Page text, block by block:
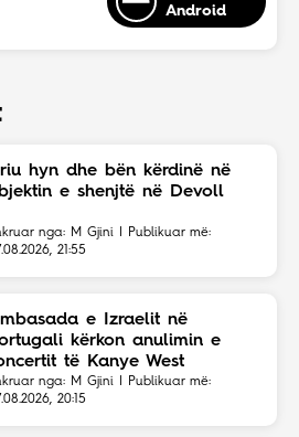
Android
hyn dhe bën kërdinë në
e shenjtë në Devoll
nga: M Gjini | Publikuar më:
21:55
e Izraelit në
kërkon anulimin e
të Kanye West
nga: M Gjini | Publikuar më:
20:15